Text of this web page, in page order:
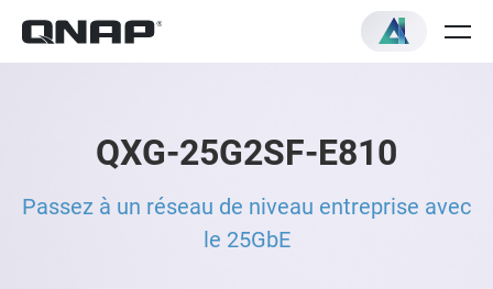
QXG-25G2SF-E810
Passez à un réseau de niveau entreprise avec
le 25GbE